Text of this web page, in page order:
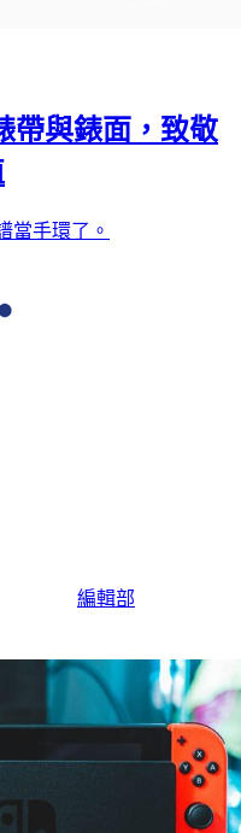
帶與錶面，致敬
當手環了。
編輯部